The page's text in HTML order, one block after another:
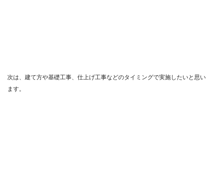
次は、建て方や基礎工事、仕上げ工事などのタイミングで実施したいと思い
ます。